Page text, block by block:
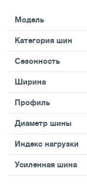
Модель
Категория шин
Сезонность
Ширина
Профиль
Диаметр шины
Индекс нагрузки
Усиленная шина